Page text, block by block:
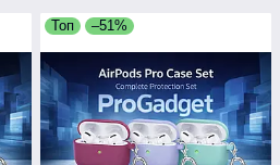
Топ –51%